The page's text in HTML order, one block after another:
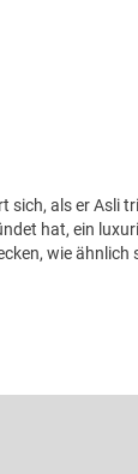
sich, als er Asli
hat, ein
wie ähnlich